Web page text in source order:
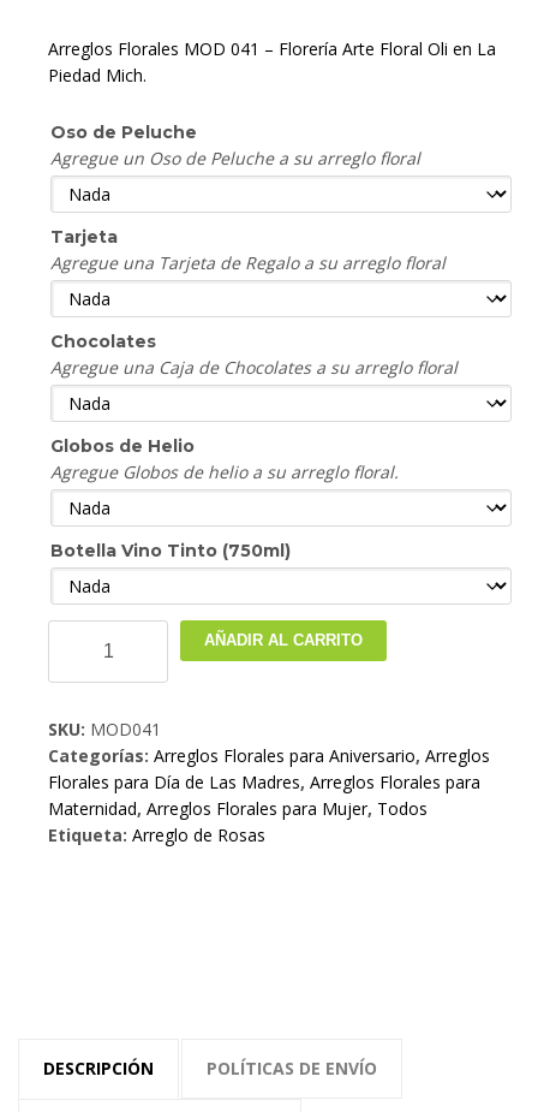
Arreglos Florales MOD 041 – Florería Arte Floral Oli en La
Piedad Mich.
Oso de Peluche
Agregue un Oso de Peluche a su arreglo floral
Tarjeta
Agregue una Tarjeta de Regalo a su arreglo floral
Chocolates
Agregue una Caja de Chocolates a su arreglo floral
Globos de Helio
Agregue Globos de helio a su arreglo floral.
Botella Vino Tinto (750ml)
Florales
MOD
cantidad
AÑADIR AL CARRITO
SKU: MOD041
Categorías: Arreglos Florales para Aniversario, Arreglos
Florales para Día de Las Madres, Arreglos Florales para
Maternidad, Arreglos Florales para Mujer, Todos
Etiqueta: Arreglo de Rosas
DESCRIPCIÓN POLÍTICAS DE ENVÍO